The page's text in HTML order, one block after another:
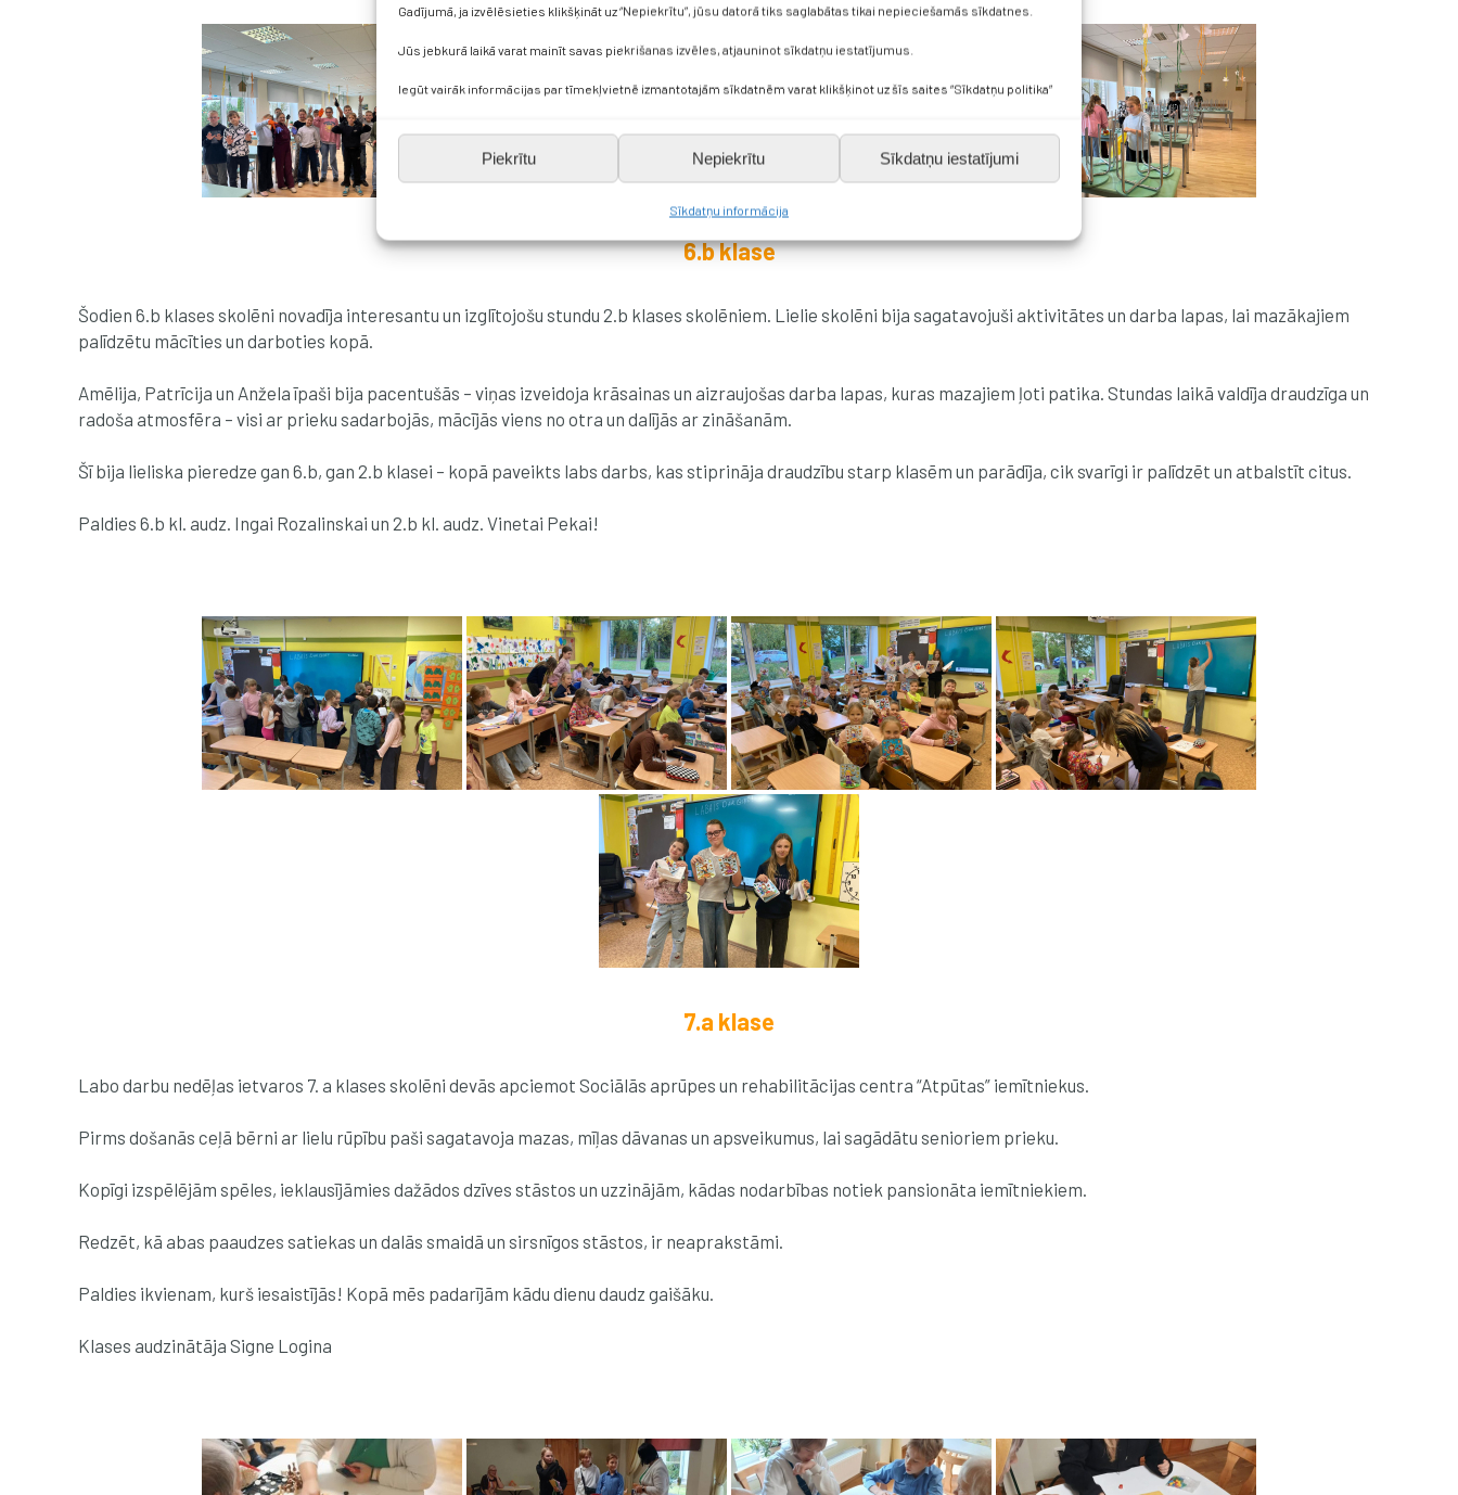
Gadījumā, ja izvēlēsieties klikšķināt uz “Nepiekrītu”, jūsu datorā tiks saglabātas tikai nepieciešamās sīkdatnes.
Jūs jebkurā laikā varat mainīt savas piekrišanas izvēles, atjauninot sīkdatņu iestatījumus.
Iegūt vairāk informācijas par tīmekļvietnē izmantotajām sīkdatnēm varat klikšķinot uz šīs saites “Sīkdatņu politika”
Piekrītu Nepiekrītu Sīkdatņu iestatījumi
Sīkdatņu informācija
6.b klase
Šodien 6.b klases skolēni novadīja interesantu un izglītojošu stundu 2.b klases skolēniem. Lielie skolēni bija sagatavojuši aktivitātes un darba lapas, lai mazākajiem
palīdzētu mācīties un darboties kopā.
Amēlija, Patrīcija un Anžela īpaši bija pacentušās – viņas izveidoja krāsainas un aizraujošas darba lapas, kuras mazajiem ļoti patika. Stundas laikā valdīja draudzīga un
radoša atmosfēra – visi ar prieku sadarbojās, mācījās viens no otra un dalījās ar zināšanām.
Šī bija lieliska pieredze gan 6.b, gan 2.b klasei – kopā paveikts labs darbs, kas stiprināja draudzību starp klasēm un parādīja, cik svarīgi ir palīdzēt un atbalstīt citus.
Paldies 6.b kl. audz. Ingai Rozalinskai un 2.b kl. audz. Vinetai Pekai!
7.a klase
Labo darbu nedēļas ietvaros 7. a klases skolēni devās apciemot Sociālās aprūpes un rehabilitācijas centra “Atpūtas” iemītniekus.
Pirms došanās ceļā bērni ar lielu rūpību paši sagatavoja mazas, mīļas dāvanas un apsveikumus, lai sagādātu senioriem prieku.
Kopīgi izspēlējām spēles, ieklausījāmies dažādos dzīves stāstos un uzzinājām, kādas nodarbības notiek pansionāta iemītniekiem.
Redzēt, kā abas paaudzes satiekas un dalās smaidā un sirsnīgos stāstos, ir neaprakstāmi.
Paldies ikvienam, kurš iesaistījās! Kopā mēs padarījām kādu dienu daudz gaišāku.
Klases audzinātāja Signe Logina